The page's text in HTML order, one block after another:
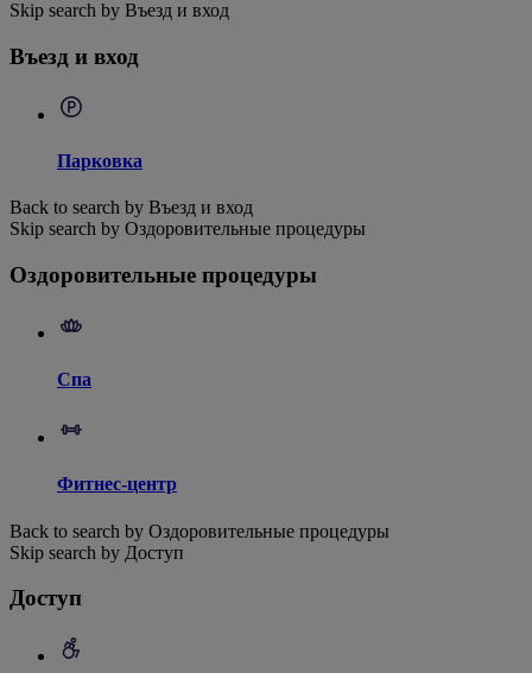
Skip search by Въезд и вход
Въезд и вход
Парковка
Back to search by Въезд и вход
Skip search by Оздоровительные процедуры
Оздоровительные процедуры
Спа
Фитнес-центр
Back to search by Оздоровительные процедуры
Skip search by Доступ
Доступ